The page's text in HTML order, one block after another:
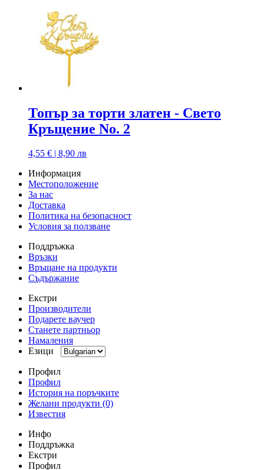
Топър за торти златен - Свето
Кръщение No. 2
4,55 € | 8,90 лв
Информация
Местоположение
За нас
Доставка
Политика на безопасност
Условия за ползване
Поддръжка
Връзки
Връщане на продукти
Съдържание
Екстри
Производители
Подарете ваучер
Станете партньор
Намаления
Езици
Профил
Профил
История на поръчките
Желани продукти (0)
Известия
Инфо
Поддръжка
Екстри
Профил